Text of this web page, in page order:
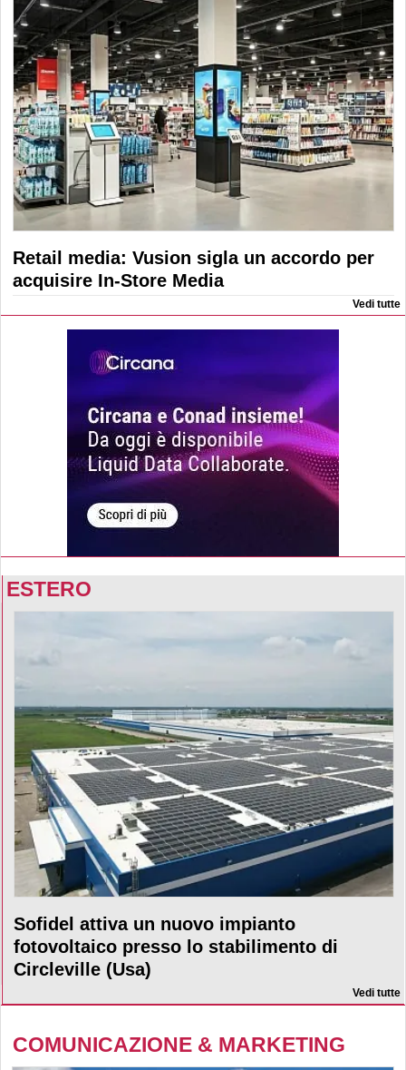
Retail media: Vusion sigla un accordo per
acquisire In-Store Media
Vedi tutte
ESTERO
Sofidel attiva un nuovo impianto
fotovoltaico presso lo stabilimento di
Circleville (Usa)
Vedi tutte
COMUNICAZIONE & MARKETING